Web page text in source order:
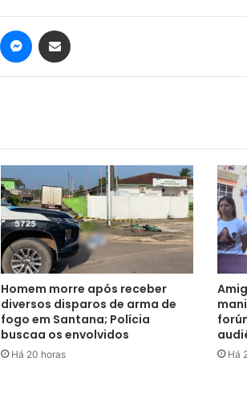
Homem morre após receber
diversos disparos de arma de
fogo em Santana; Polícia
buscaa os envolvidos
Há 20 horas Há